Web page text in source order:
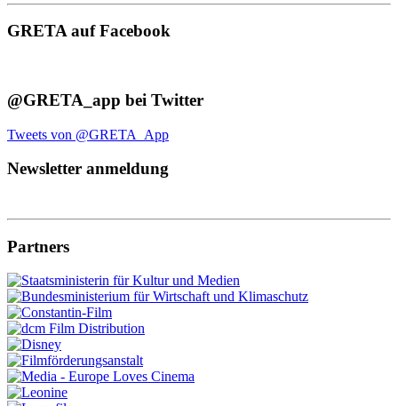
GRETA auf Facebook
@GRETA_app bei Twitter
Tweets von @GRETA_App
Newsletter anmeldung
Partners